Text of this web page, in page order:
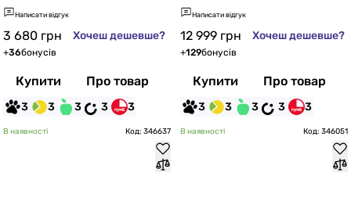
Написати відгук
3 680 грн Хочеш дешевше?
+36бонусів
Купити Про товар
3 3 3 3 3
O)
Написати відгук
12 999 грн Хочеш дешевше?
+129бонусів
Купити Про товар
3 3 3 3 3
В наявності Код: 346637 В наявності Код: 346051